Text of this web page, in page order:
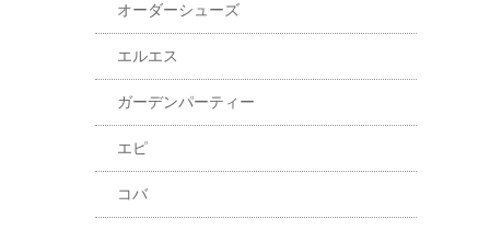
オーダーシューズ
エルエス
ガーデンパーティー
エピ
コバ